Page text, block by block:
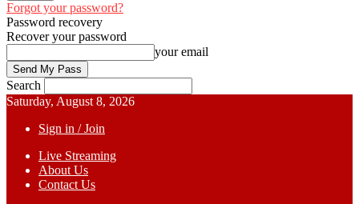
Forgot your password?
Password recovery
Recover your password
your email
Search
Saturday, August 8, 2026
Sign in / Join
Live Streaming
About Us
Contact Us